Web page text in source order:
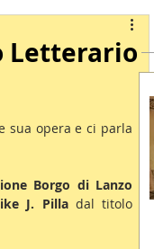
Letterario
sua opera e ci parla
Borgo di Lanzo
J. Pilla dal titolo